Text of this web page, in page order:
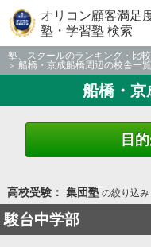
オリコン顧客満足
塾・学習塾 検索
塾、スクールのランキング・比較
船橋・京成船橋周辺の校舎一覧
船橋・京
目
高校受験： 集団塾の絞り込み
駿台中学部